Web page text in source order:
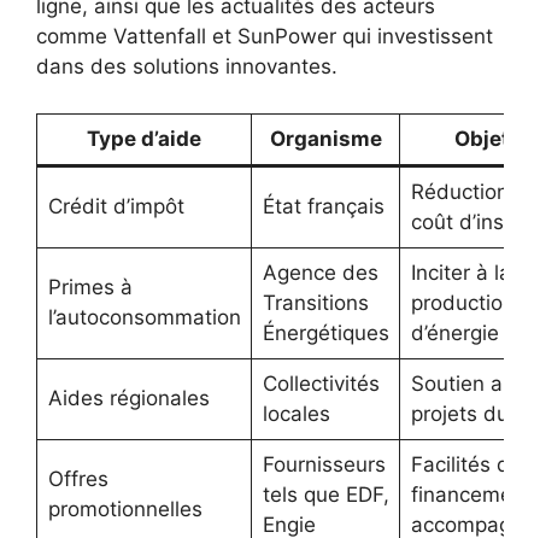
ligne, ainsi que les actualités des acteurs
comme Vattenfall et SunPower qui investissent
dans des solutions innovantes.
Type d’aide Organisme Objetivo
Crédit d’impôt État français
Réduction du
coût
Primes à
l’autoconsommation
Agence des
Transitions
Énergétiques
Inciter à la
production
d’énergie
Aides régionales
Collectivités
locales
Soutien aux
projets
Offres
promotionnelles
Fournisseurs
tels que EDF,
Engie
Facilités de
financement